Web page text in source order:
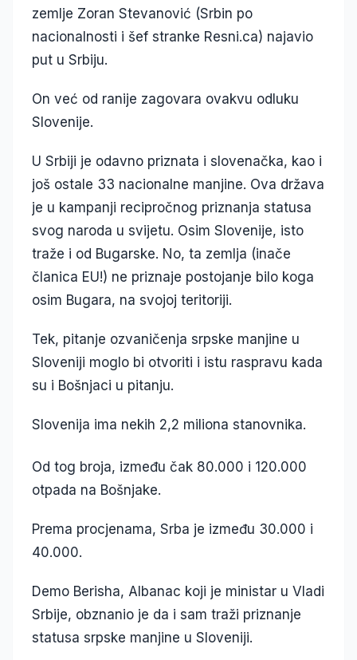
zemlje Zoran Stevanović (Srbin po
nacionalnosti i šef stranke Resni.ca) najavio
put u Srbiju.
On već od ranije zagovara ovakvu odluku
Slovenije.
U Srbiji je odavno priznata i slovenačka, kao i
još ostale 33 nacionalne manjine. Ova država
je u kampanji recipročnog priznanja statusa
svog naroda u svijetu. Osim Slovenije, isto
traže i od Bugarske. No, ta zemlja (inače
članica EU!) ne priznaje postojanje bilo koga
osim Bugara, na svojoj teritoriji.
Tek, pitanje ozvaničenja srpske manjine u
Sloveniji moglo bi otvoriti i istu raspravu kada
su i Bošnjaci u pitanju.
Slovenija ima nekih 2,2 miliona stanovnika.
Od tog broja, između čak 80.000 i 120.000
otpada na Bošnjake.
Prema procjenama, Srba je između 30.000 i
40.000.
Demo Berisha, Albanac koji je ministar u Vladi
Srbije, obznanio je da i sam traži priznanje
statusa srpske manjine u Sloveniji.